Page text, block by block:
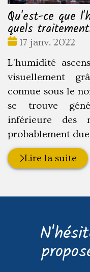
Qu'est-ce que
quels
Date
17 janv. 2022
L'humidité
visuellement
connue sous le
se trouve
inférieure des
probablement
Lire la suite